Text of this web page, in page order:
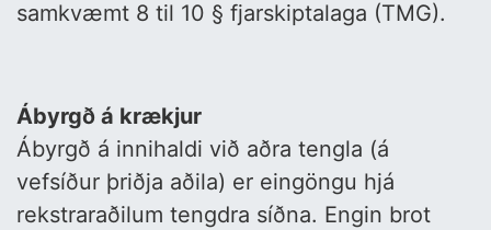
samkvæmt 8 til 10 § fjarskiptalaga (TMG).
Ábyrgð á krækjur
Ábyrgð á innihaldi við aðra tengla (á
vefsíður þriðja aðila) er eingöngu hjá
rekstraraðilum tengdra síðna. Engin brot